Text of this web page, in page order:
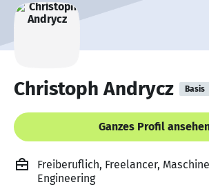
Christoph Andrycz Basis
Ganzes Profil
Freiberuflich, Freelancer,
Engineering